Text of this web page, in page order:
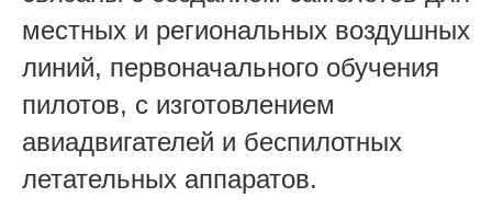
местных и региональных воздушных
линий, первоначального обучения
пилотов, с изготовлением
авиадвигателей и беспилотных
летательных аппаратов.